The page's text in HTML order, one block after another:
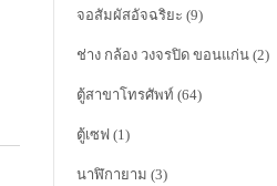
จอสัมผัสอัจฉริยะ (9)
ช่าง กล้อง วงจรปิด ขอนแก่น (2)
ตู้สาขาโทรศัพท์ (64)
ตู้เซฟ (1)
นาฬิกายาม (3)